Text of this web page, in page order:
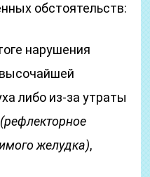
обстоятельств:
нарушения
либо из-за утраты
(рефлекторное
желудка),